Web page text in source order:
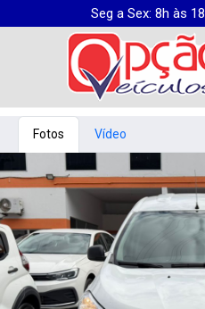
Seg a Sex: 8h às
Fotos Vídeo